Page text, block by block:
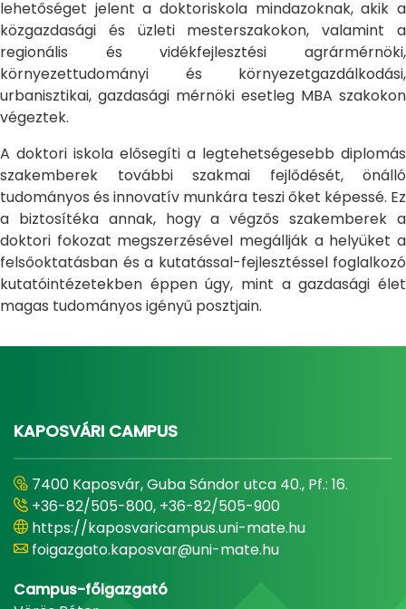
lehetőséget jelent a doktoriskola mindazoknak, akik a
közgazdasági és üzleti mesterszakokon, valamint a
regionális és vidékfejlesztési agrármérnöki,
környezettudományi és környezetgazdálkodási,
urbanisztikai, gazdasági mérnöki esetleg MBA szakokon
végeztek.
A doktori iskola elősegíti a legtehetségesebb diplomás
szakemberek további szakmai fejlődését, önálló
tudományos és innovatív munkára teszi őket képessé. Ez
a biztosítéka annak, hogy a végzős szakemberek a
doktori fokozat megszerzésével megállják a helyüket a
felsőoktatásban és a kutatással-fejlesztéssel foglalkozó
kutatóintézetekben éppen úgy, mint a gazdasági élet
magas tudományos igényű posztjain.
KAPOSVÁRI CAMPUS
7400 Kaposvár, Guba Sándor utca 40., Pf.: 16.
+36-82/505-800, +36-82/505-900
https://kaposvaricampus.uni-mate.hu
foigazgato.kaposvar@uni-mate.hu
Campus-főigazgató